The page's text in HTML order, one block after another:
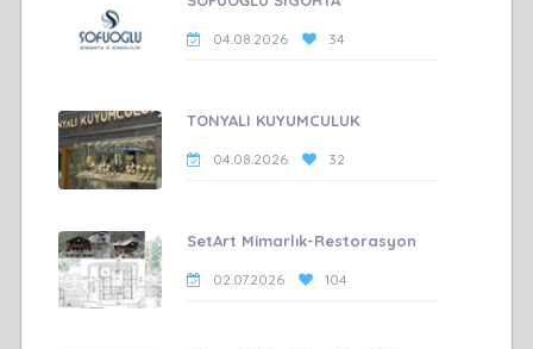
04.08.2026 34
TONYALI KUYUMCULUK
04.08.2026 32
SetArt Mimarlık-Restorasyon
02.07.2026 104